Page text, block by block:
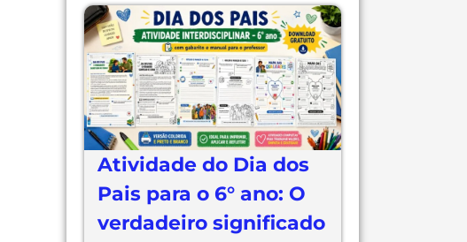
Atividade do Dia dos
Pais para o 6° ano: O
verdadeiro significado